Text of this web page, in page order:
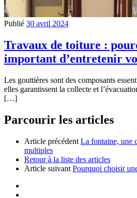
Publié 30 avril 2024
Travaux de toiture :
important d’entretenir
Les gouttières sont des composants
elles garantissent la collecte et
[…]
Parcourir les articles
Article précédent La fontaine, une
multiples
Retour à la liste des articles
Article suivant Pourquoi choisir